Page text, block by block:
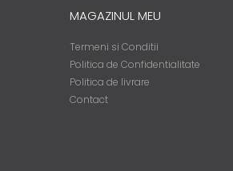
MAGAZINUL MEU
Termeni si Conditii
Politica de Confidentialitate
Politica de livrare
Contact